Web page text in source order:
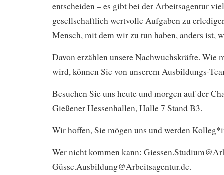
entscheiden – es gibt bei der Arbeitsagentur
gesellschaftlich wertvolle Aufgaben zu
Mensch, mit dem wir zu tun haben, anders ist,
Davon erzählen unsere Nachwuchskräfte. Wie
wird, können Sie von unserem Ausbildungs-
Besuchen Sie uns heute und morgen auf der
Gießener Hessenhallen, Halle 7 Stand B3.
Wir hoffen, Sie mögen uns und werden
Wer nicht kommen kann:
Güsse.Ausbildung@Arbeitsagentur.de.